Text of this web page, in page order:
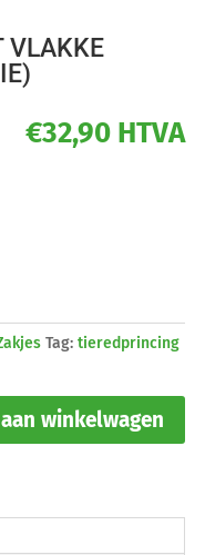
VLAKKE
€32,90 HTVA
Tag: tieredprincing
winkelwagen